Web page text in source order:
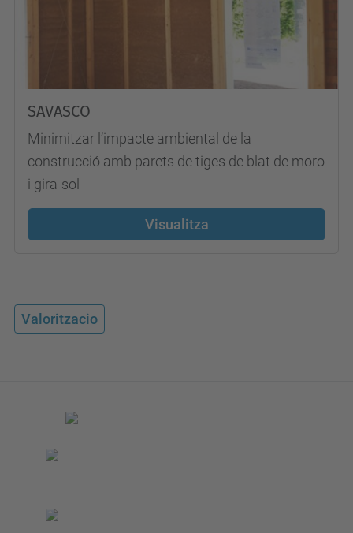
SAVASCO
Minimitzar l’impacte ambiental de la
construcció amb parets de tiges de blat de moro
i gira-sol
Visualitza
Valoritzacio